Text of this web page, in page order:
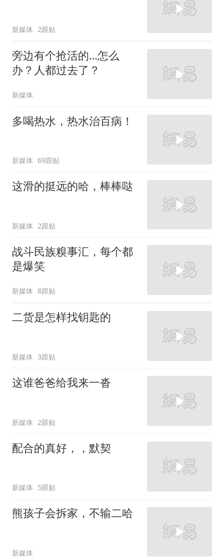
新媒体 2跟贴
旁边有个抢活的…怎么
办？人都过去了？
新媒体
多喝热水，热水治百病！
新媒体 69跟贴
这滑的挺远的哈，棒棒哒
新媒体 2跟贴
战斗民族糗事汇，每个都
是爆笑
新媒体 8跟贴
二货是怎样找钥匙的
新媒体 3跟贴
这谁爸爸给我来一沓
新媒体 2跟贴
配合的真好，，默契
新媒体 5跟贴
熊孩子会拆家，不输二哈
新媒体